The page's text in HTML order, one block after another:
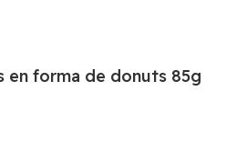
en forma de donuts 85g